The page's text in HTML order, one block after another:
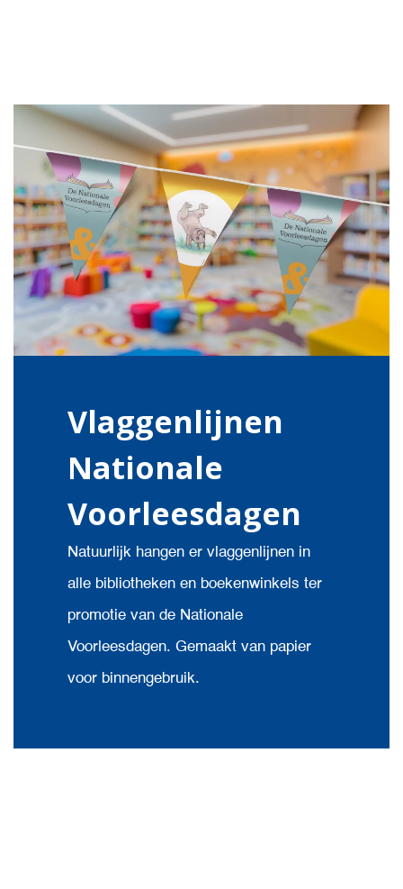
Vlaggenlijnen
Nationale
Voorleesdagen
Natuurlijk hangen er vlaggenlijnen in
alle bibliotheken en boekenwinkels ter
promotie van de Nationale
Voorleesdagen. Gemaakt van papier
voor binnengebruik.